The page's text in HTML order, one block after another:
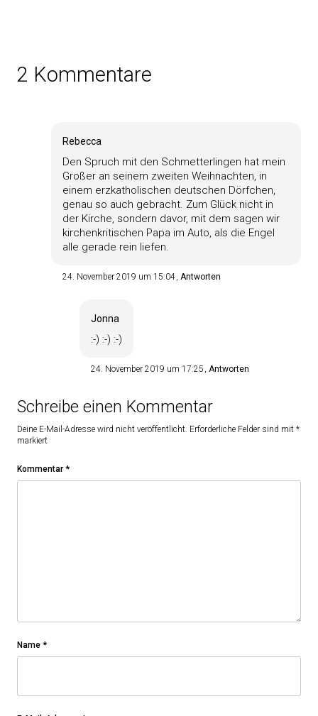
2 Kommentare
Rebecca
Den Spruch mit den Schmetterlingen hat mein
Großer an seinem zweiten Weihnachten, in
einem erzkatholischen deutschen Dörfchen,
genau so auch gebracht. Zum Glück nicht in
der Kirche, sondern davor, mit dem sagen wir
kirchenkritischen Papa im Auto, als die Engel
alle gerade rein liefen.
24. November 2019 um 15:04 Antworten
Jonna
:-) :-) :-)
24. November 2019 um 17:25 Antworten
Schreibe einen Kommentar
Deine E-Mail-Adresse wird nicht veröffentlicht. Erforderliche Felder sind mit *
markiert
Kommentar *
Name *